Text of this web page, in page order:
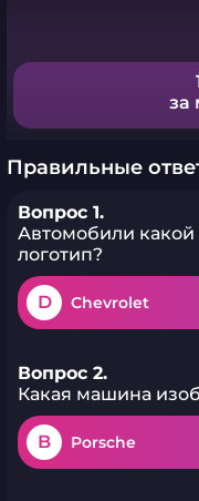
за
Правильные
Вопрос 1.
Автомобили какой
логотип?
D Chevrolet
Вопрос 2.
Какая машина
B Porsche